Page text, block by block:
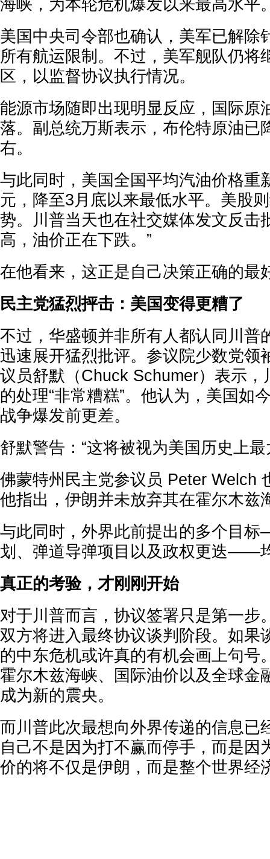
海峡，为本轮危机爆发以来最高水平
美国中央司令部也确认，美军已解除
所有航运限制。不过，美军舰队仍将
区，以监督协议执行情况。
能源市场随即出现明显反应，国际原
落。副总统万斯表示，布伦特原油已
右。
与此同时，美国全国平均汽油价格重
元，降至3月底以来最低水平。美股
势。川普当天也在社交媒体发文反击
高，油价正在下跌。”
在他看来，这正是自己决策正确的最
民主党猛烈抨击：美国变得更糟了
不过，华盛顿并非所有人都认同川普
迅速展开猛烈批评。参议院少数党领
议员舒默（Chuck Schumer）表示，
的处理“非常糟糕”。他认为，美国如
战争爆发前更差。
舒默警告：“这将被视为美国历史上
佛蒙特州民主党参议员 Peter Welch
他指出，伊朗并未放弃其在霍尔木兹
与此同时，外界此前提出的多个目
划、弹道导弹项目以及政权更迭——
真正的考验，才刚刚开始
对于川普而言，协议签署只是第一步
双方将进入最终协议谈判阶段。如果
的中东危机或许真的有机会画上句号
霍尔木兹海峡、国际油价以及全球金
成为新的震央。
而川普此次最想向外界传递的信息已
自己不是因为打不赢而停手，而是因
价的将不仅是伊朗，而是整个世界经